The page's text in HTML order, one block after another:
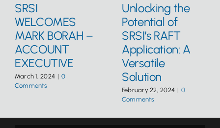
SRSI
WELCOMES
MARK BORAH –
ACCOUNT
EXECUTIVE
March 1, 2024 | 0
Comments
Unlocking the
Potential of
SRSI’s RAFT
Application: A
Versatile
Solution
February 22, 2024 | 0
Comments